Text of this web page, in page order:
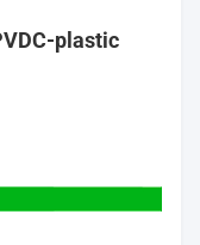
plastic